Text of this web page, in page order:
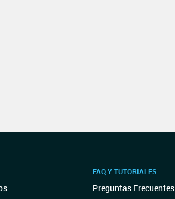
FAQ Y TUTORIALES
Preguntas Frecuentes